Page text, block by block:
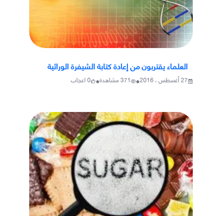
العلماء يقتربون من إعادة كتابة الشيفرة الوراثية
27 أغسطس ، 2016 •
371مشاهدة•
0اعجاب